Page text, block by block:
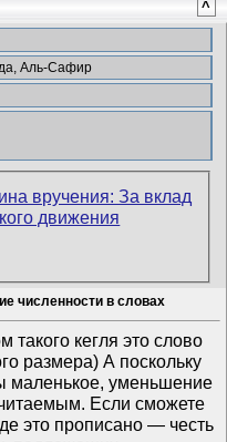
^
Аль-Сафир
численности в словах
кегля это слово
размера) А поскольку
маленькое, уменьшение
читаемым. Если сможете
это прописано — честь